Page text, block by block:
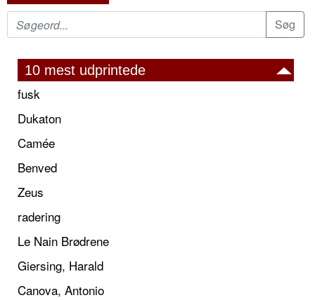
10 mest udprintede
fusk
Dukaton
Camée
Benved
Zeus
radering
Le Nain Brødrene
Giersing, Harald
Canova, Antonio